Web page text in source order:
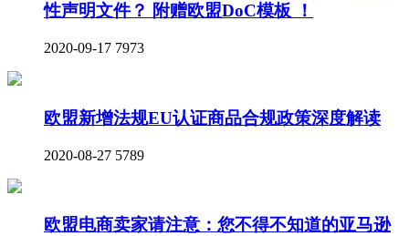
性声明文件？ 附赠欧盟DoC模板 ！
2020-09-17 7973
欧盟新增法规EU认证商品合规政策深度解读
2020-08-27 5789
欧盟电商卖家请注意：您不得不知道的亚马逊